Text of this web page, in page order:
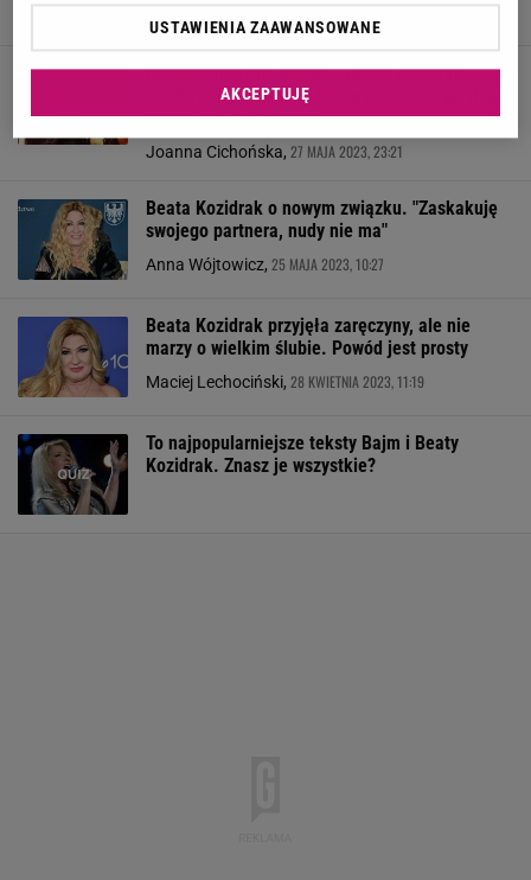
Alicja Wójcik,12 PAŹDZIERNIKA 2023, 11:28
Polsat SuperHit Festiwal. Beata Kozidrak
świętowała jubileusz. Nie gryzła się w język na
scenie ani za kulisami
Joanna Cichońska, 27 MAJA 2023, 23:21
Beata Kozidrak o nowym związku. "Zaskakuję
swojego partnera, nudy nie ma"
Anna Wójtowicz, 25 MAJA 2023, 10:27
Beata Kozidrak przyjęła zaręczyny, ale nie
marzy o wielkim ślubie. Powód jest prosty
Maciej Lechociński, 28 KWIETNIA 2023, 11:19
To najpopularniejsze teksty Bajm i Beaty
Kozidrak. Znasz je wszystkie?
USTAWIENIA ZAAWANSOWANE
AKCEPTUJĘ